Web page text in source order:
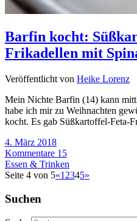
Barfin kocht:
Frikadellen mit
Veröffentlicht von Heike Lorenz
Mein Nichte Barfin (14) kann
habe ich mir zu Weihnachten
kocht. Es gab Süßkartoffel-Feta-
4. März 2018
Kommentare 15
Essen & Trinken
Seite 4 von 5«1 2345»
Suchen